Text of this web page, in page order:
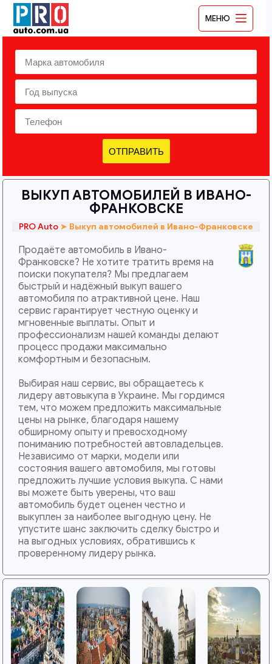
МЕНЮ
ОТПРАВИТЬ
ВЫКУП АВТОМОБИЛЕЙ В ИВАНО-
ФРАНКОВСКЕ
PRO Auto ➤ Выкуп автомобилей в Ивано-Франковске
Продаёте автомобиль в Ивано-
Франковске? Не хотите тратить время на
поиски покупателя? Мы предлагаем
быстрый и надёжный выкуп вашего
автомобиля по атрактивной цене. Наш
сервис гарантирует честную оценку и
мгновенные выплаты. Опыт и
профессионализм нашей команды делают
процесс продажи максимально
комфортным и безопасным.
Выбирая наш сервис, вы обращаетесь к
лидеру автовыкупа в Украине. Мы гордимся
тем, что можем предложить максимальные
цены на рынке, благодаря нашему
обширному опыту и превосходному
пониманию потребностей автовладельцев.
Независимо от марки, модели или
состояния вашего автомобиля, мы готовы
предложить лучшие условия выкупа. С нами
вы можете быть уверены, что ваш
автомобиль будет оценен честно и
выкуплен за наиболее выгодную цену. Не
упустите шанс заключить сделку быстро и
на выгодных условиях, обратившись к
проверенному лидеру рынка.